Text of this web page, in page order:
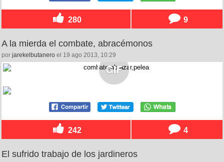
280 9
A la mierda el combate, abracémonos
por jarekelbutanero el 19 ago 2013, 10:29
242 4
El sufrido trabajo de los jardineros